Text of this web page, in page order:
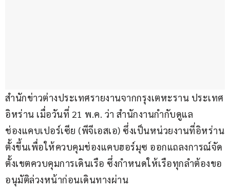
สำนักข่าวต่างประเทศรายงานจากกรุงเตหะราน ประเทศ
อิหร่าน เมื่อวันที่ 21 พ.ค. ว่า สำนักงานกำกับดูแล
ช่องแคบเปอร์เซีย (พีจีเอสเอ) ซึ่งเป็นหน่วยงานที่อิหร่าน
ตั้งขึ้นเพื่อให้ควบคุมช่องแคบฮอร์มุซ ออกแถลงการณ์จัด
ตั้งเขตควบคุมการเดินเรือ ซึ่งกำหนดให้เรือทุกลำต้องขอ
อนุมัติล่วงหน้าก่อนเดินทางผ่าน